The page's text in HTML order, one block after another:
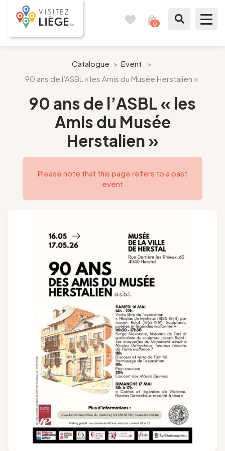
0
Like a citizen of Liège
Prepare my stay
Our suggestions
Follow us
Groups and tour operators
NL DE
Catalogue > Event
>
90 ans de l’ASBL « les Amis du Musée Herstalien »
90 ans de l’ASBL « les
Amis du Musée
Herstalien »
Please note that this page refers to a past
event